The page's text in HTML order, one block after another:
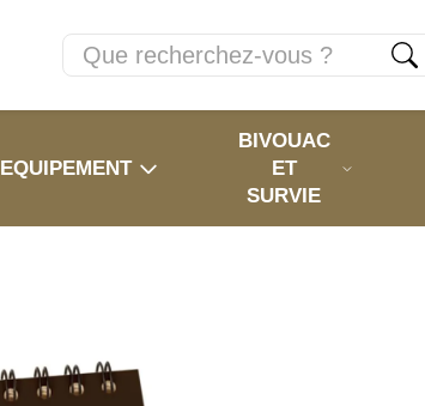
EQUIPEMENT
BIVOUAC
ET
SURVIE